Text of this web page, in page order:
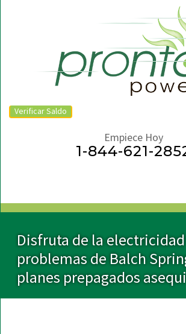
Verificar Saldo
Empiece Hoy
1-844-621-
Disfruta de la
problemas de Balch
planes prepagados